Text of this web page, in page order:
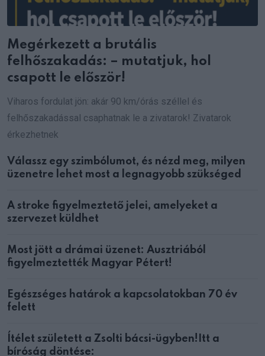
Megérkezett a brutális
felhőszakadás: – mutatjuk, hol
csapott le először!
Viharos fordulat jön: akár 90 km/órás széllel és
felhőszakadással csaphatnak le a zivatarok! Zivatarok
érkezhetnek
Válassz egy szimbólumot, és nézd meg, milyen
üzenetre lehet most a legnagyobb szükséged
A stroke figyelmeztető jelei, amelyeket a
szervezet küldhet
Most jött a drámai üzenet: Ausztriából
figyelmeztették Magyar Pétert!
Egészséges határok a kapcsolatokban 70 év
felett
Ítélet született a Zsolti bácsi-ügyben!Itt a
bíróság döntése: